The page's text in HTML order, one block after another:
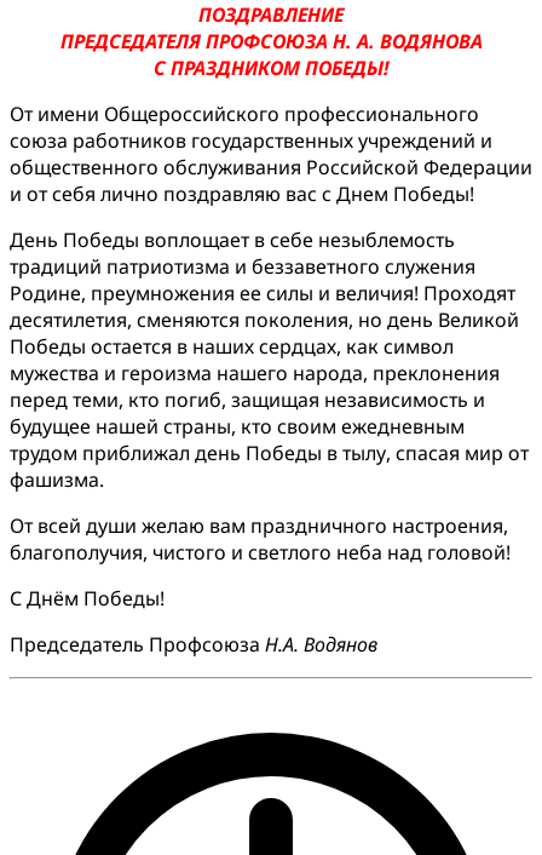
ПОЗДРАВЛЕНИЕ
ПРЕДСЕДАТЕЛЯ ПРОФСОЮЗА Н. А. ВОДЯНОВА
С ПРАЗДНИКОМ ПОБЕДЫ!
От имени Общероссийского профессионального
союза работников государственных учреждений и
общественного обслуживания Российской Федерации
и от себя лично поздравляю вас с Днем Победы!
День Победы воплощает в себе незыблемость
традиций патриотизма и беззаветного служения
Родине, преумножения ее силы и величия! Проходят
десятилетия, сменяются поколения, но день Великой
Победы остается в наших сердцах, как символ
мужества и героизма нашего народа, преклонения
перед теми, кто погиб, защищая независимость и
будущее нашей страны, кто своим ежедневным
трудом приближал день Победы в тылу, спасая мир от
фашизма.
От всей души желаю вам праздничного настроения,
благополучия, чистого и светлого неба над головой!
С Днём Победы!
Председатель Профсоюза Н.А. Водянов